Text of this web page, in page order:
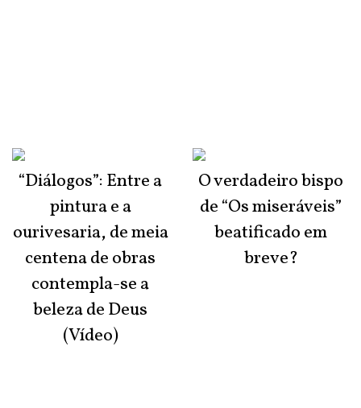
“Diálogos”: Entre a
pintura e a
ourivesaria, de meia
centena de obras
contempla-se a
beleza de Deus
(Vídeo)
O verdadeiro bispo
de “Os miseráveis”
beatificado em
breve?